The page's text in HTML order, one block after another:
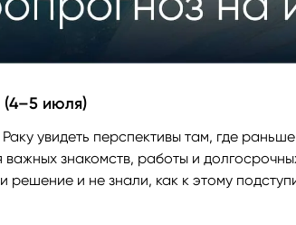
(4–5 июля)
увидеть перспективы там, где
знакомств, работы и
и не знали, как к этому